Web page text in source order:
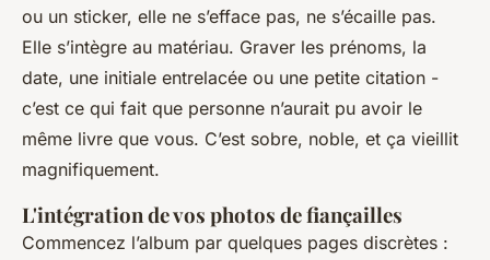
ou un sticker, elle ne s’efface pas, ne s’écaille pas.
Elle s’intègre au matériau. Graver les prénoms, la
date, une initiale entrelacée ou une petite citation -
c’est ce qui fait que personne n’aurait pu avoir le
même livre que vous. C’est sobre, noble, et ça vieillit
magnifiquement.
L'intégration de vos photos de fiançailles
Commencez l’album par quelques pages discrètes :